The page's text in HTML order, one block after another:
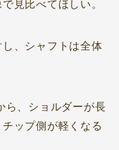
見比べてほしい。
、シャフトは全体
ら、ショルダーが長
ップ側が軽くなる